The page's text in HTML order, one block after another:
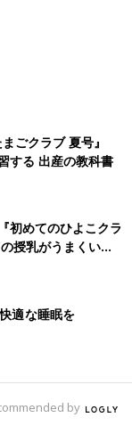
ごクラブ 夏号』
する 出産の教科書
初めてのひよこクラ
授乳がうまくい
のトラブル 解決テ
適な睡眠を
by